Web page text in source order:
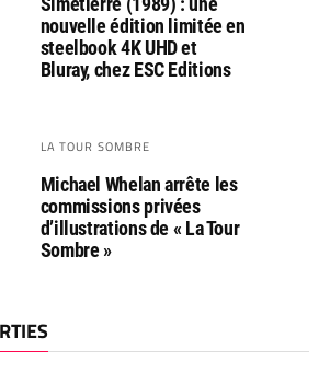
nouvelle édition limitée en
steelbook 4K UHD et
Bluray, chez ESC Editions
LA TOUR SOMBRE
Michael Whelan arrête les
commissions privées
d’illustrations de « La Tour
Sombre »